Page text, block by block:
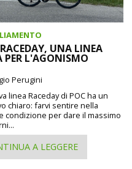
UNA LINEA
PER L'AGONISMO
Perugini
linea Raceday di POC ha un
chiaro: farvi sentire nella
condizione per dare il massimo
A LEGGERE